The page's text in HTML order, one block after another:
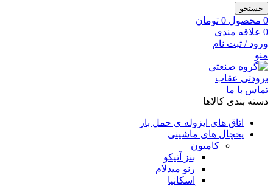
جستجو
0 محصول 0 تومان
0 علاقه مندی
ورود / ثبت نام
منو
تماس با ما
دسته بندی کالاها
اتاق های ایزوله ی حمل بار
یخچال های ماشینی
کامیون
بنز آتیکو
رنو میدلام
اسکانیا